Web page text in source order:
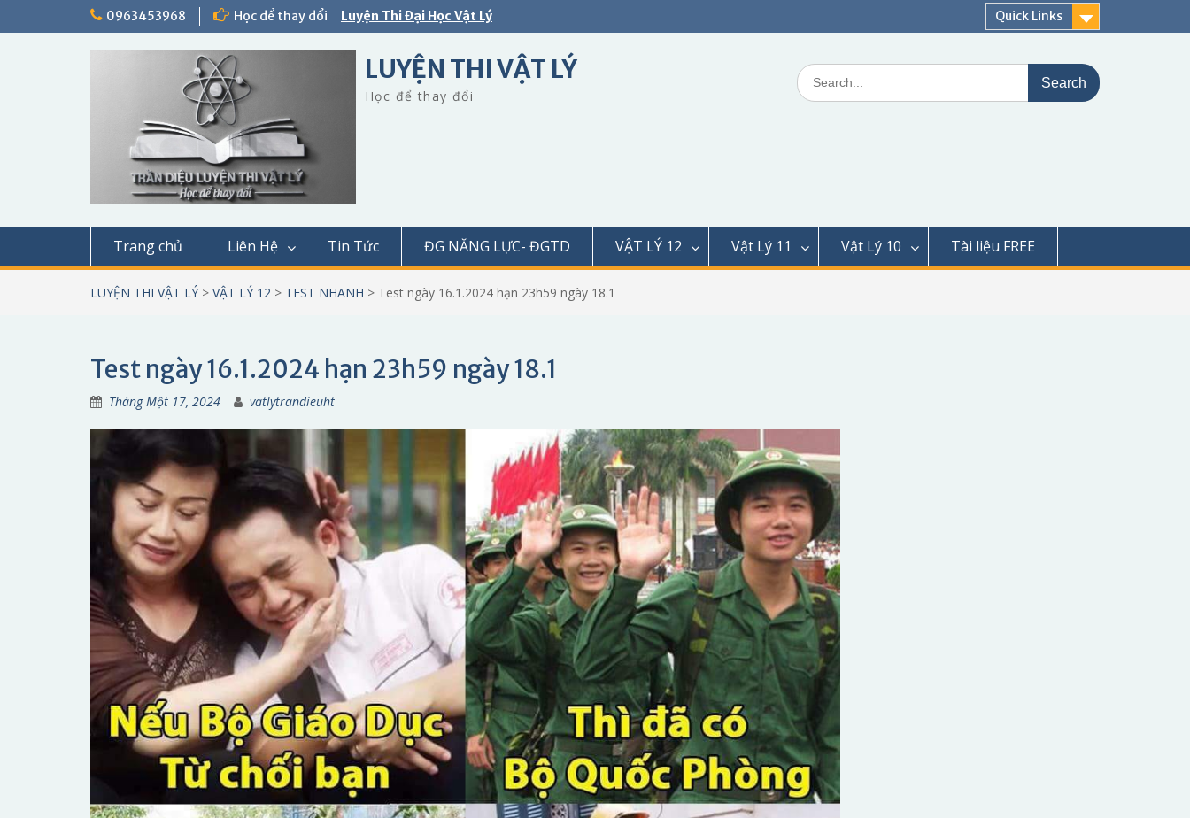
0963453968 Học để thay đổi Luyện Thi Đại Học Vật Lý Quick Links
LUYỆN THI VẬT LÝ
Học để thay đổi
Search
for:
Trang chủ Liên Hệ Tin Tức ĐG NĂNG LỰC- ĐGTD VẬT LÝ 12 Vật Lý 11 Vật Lý 10 Tài liệu FREE
LUYỆN THI VẬT LÝ > VẬT LÝ 12 > TEST NHANH > Test ngày 16.1.2024 hạn 23h59 ngày 18.1
Test ngày 16.1.2024 hạn 23h59 ngày 18.1
Tháng Một 17, 2024 vatlytrandieuht